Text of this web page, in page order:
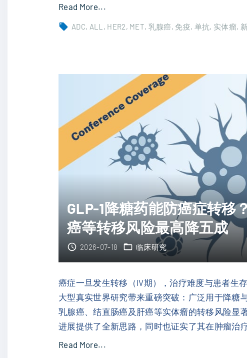
，
合
免
治
疗
者
光
"
Read More...
癌
迎
新
药
F
批
准
A
D
德
达
博
妥
ADC ALL HER2 MET 乳腺癌 免疫 单抗 实体瘤
GLP-1降糖药能防癌症转移
癌等转移风险最高降五成
2026-07-18 临床研究
癌症一旦发生转移（IV期），治疗难度与患者生
大型真实世界研究带来重磅突破：广泛用于降糖
乳腺癌、结直肠癌及肝癌等实体瘤的转移风险显
进展提供了全新思路，同时也证实了其在肿瘤治
Read More..."